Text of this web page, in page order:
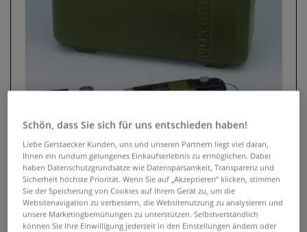
Schön, dass Sie sich für uns entschieden haben!
Liebe Gerstaecker Kunden, uns und unseren Partnern liegt viel daran,
Ihnen ein rundum gelungenes Einkaufserlebnis zu ermöglichen. Dabei
haben Datenschutzgrundsätze wie Datensparsamkeit, Transparenz und
Sicherheit höchste Priorität. Wenn Sie auf „Akzeptieren“ klicken, stimmen
Sie der Speicherung von Cookies auf Ihrem Gerät zu, um die
Websitenavigation zu verbessern, die Websitenutzung zu analysieren und
unsere Marketingbemühungen zu unterstützen. Selbstverständlich
können Sie Ihre Einwilligung jederzeit in den Einstellungen ändern oder